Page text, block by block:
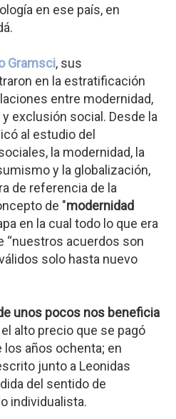
en ese país, en
Gramsci, sus
en la estratificación
entre modernidad,
exclusión social. Desde la
al estudio del
la modernidad, la
y la globalización,
de referencia de la
de "modernidad
en la cual todo lo que era
“nuestros acuerdos son
solo hasta nuevo
unos pocos nos beneficia
alto precio que se pagó
años ochenta; en
junto a Leonidas
del sentido de
individualista.